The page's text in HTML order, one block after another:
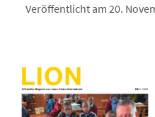
Veröffentlicht am 20.